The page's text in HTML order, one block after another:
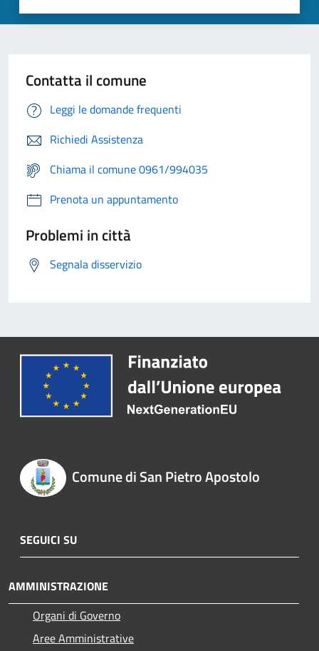
Contatta il comune
Leggi le domande frequenti
Richiedi Assistenza
Chiama il comune 0961/994035
Prenota un appuntamento
Problemi in città
Segnala disservizio
Comune di San Pietro Apostolo
SEGUICI SU
AMMINISTRAZIONE
Organi di Governo
Aree Amministrative